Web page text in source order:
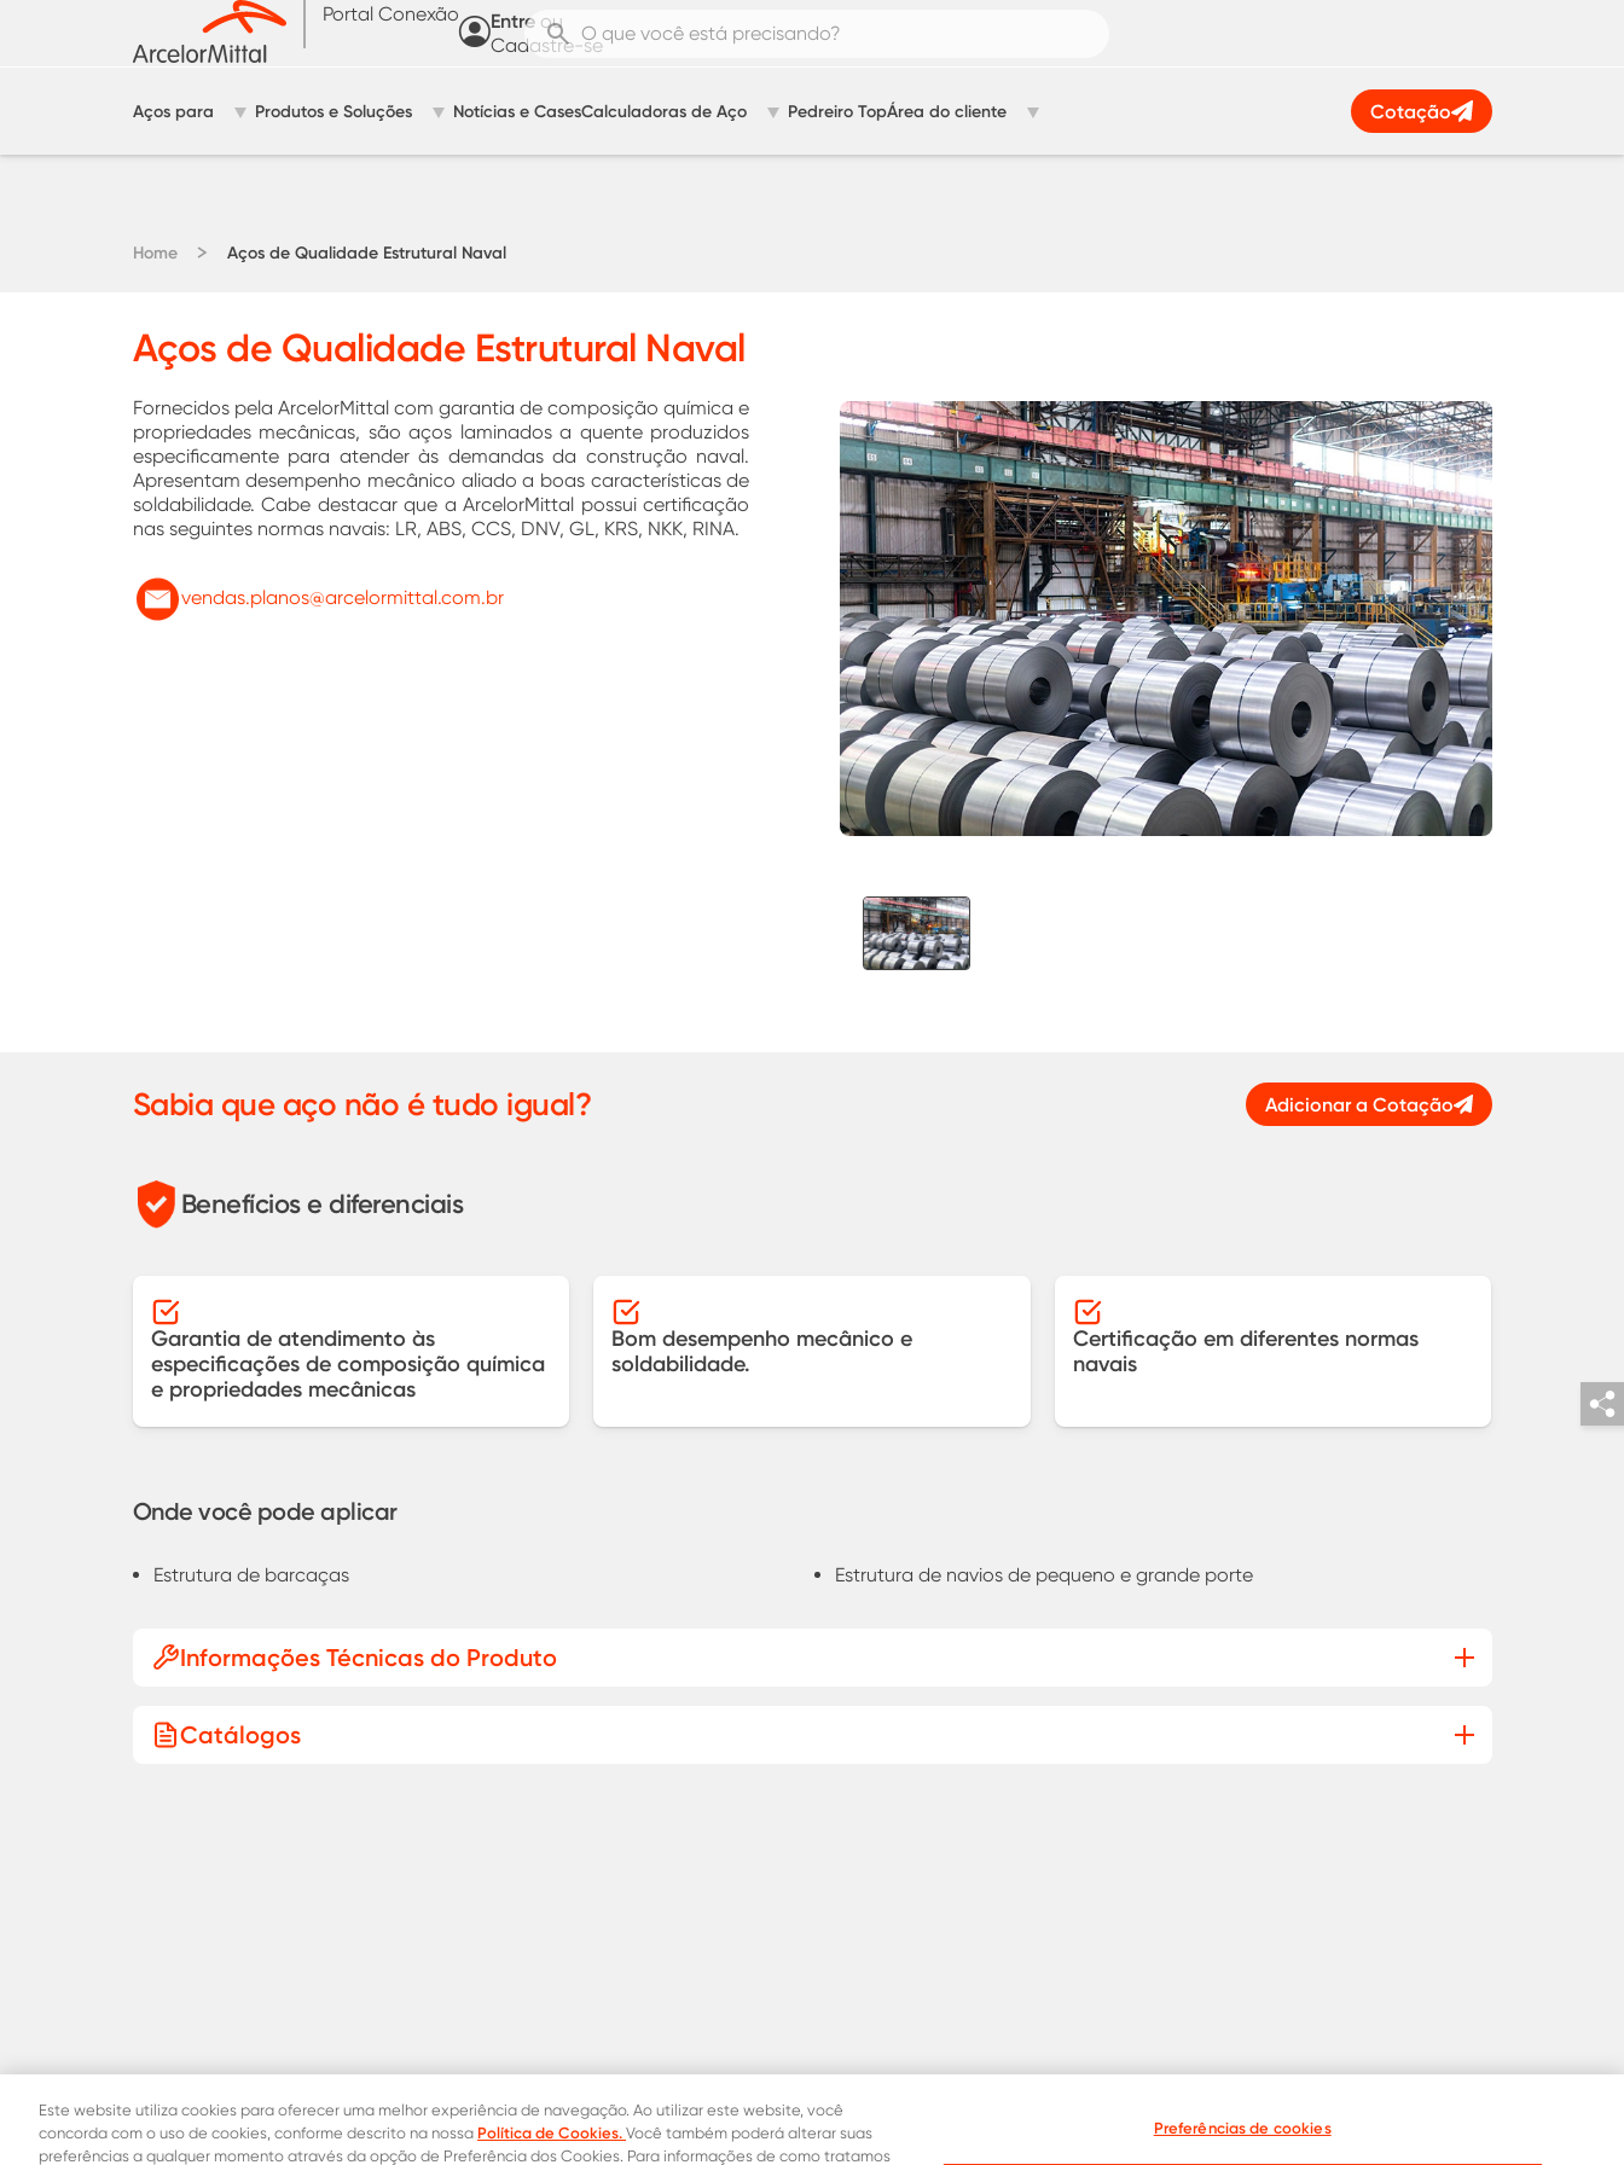
Portal Conexão Entreou
Cadastre-se
Aços para Produtos e Soluções Notícias e CasesCalculadoras de Aço Pedreiro TopÁrea do cliente Cotação
Home Aços de Qualidade Estrutural Naval
Aços de Qualidade Estrutural Naval
Fornecidos pela ArcelorMittal com garantia de composição química e
propriedades mecânicas, são aços laminados a quente produzidos
especificamente para atender às demandas da construção naval.
Apresentam desempenho mecânico aliado a boas características de
soldabilidade. Cabe destacar que a ArcelorMittal possui certificação
nas seguintes normas navais: LR, ABS, CCS, DNV, GL, KRS, NKK, RINA.
vendas.planos@arcelormittal.com.br
Sabia que aço não é tudo igual? Adicionar a Cotação
Benefícios e diferenciais
Garantia de atendimento às
especificações de composição química
e propriedades mecânicas
Bom desempenho mecânico e
soldabilidade.
Certificação em diferentes normas
navais
Onde você pode aplicar
Estrutura de barcaças Estrutura de navios de pequeno e grande porte
Informações Técnicas do Produto
Catálogos
Este website utiliza cookies para oferecer uma melhor experiência de navegação. Ao utilizar este website, você
concorda com o uso de cookies, conforme descrito na nossa Política de Cookies. Você também poderá alterar suas
preferências a qualquer momento através da opção de Preferência dos Cookies. Para informações de como tratamos
Preferências de cookies